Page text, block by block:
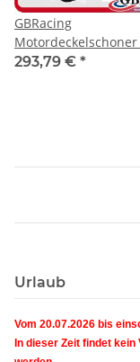
GBRacing
Motordeckelschoner
Kawasaki Z1000 11- /
293,79 € *
Urlaub
Vom 20.07.2026 bis
In dieser Zeit findet